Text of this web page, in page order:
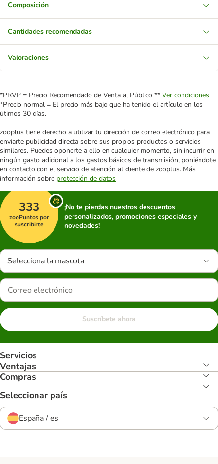
Composición
Cantidades recomendadas
Valoraciones
*PRVP = Precio Recomendado de Venta al Público ** Ver condiciones
*Precio normal = El precio más bajo que ha tenido el artículo en los
útimos 30 días.
zooplus tiene derecho a utilizar tu dirección de correo electrónico para
enviarte publicidad directa sobre sus propios productos o servicios
similares. Puedes oponerte a ello en cualquier momento, sin incurrir en
ningún gasto adicional a los gastos básicos de transmisión, poniéndote
en contacto con el servicio de atención al cliente de zooplus. Más
información sobre protección de datos
333
zooPuntos por
suscribirte
¡No te pierdas nuestros descuentos
personalizados, promociones especiales y
novedades!
Selecciona la mascota
Suscríbete ahora
Servicios
Ventajas
Compras
Seleccionar país
España / es